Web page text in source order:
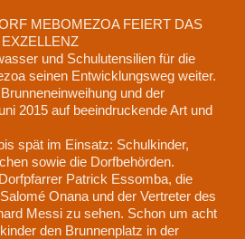
MEBOMEZOA FEIERT DAS
und Schulutensilien für die
seinen Entwicklungsweg weiter.
und der
2015 auf beeindruckende Art und
spät im Einsatz: Schulkinder,
sowie die Dorfbehӧrden.
Patrick Essomba, die
Onana und der Vertreter des
Messi zu sehen. Schon um acht
den Brunnenplatz in der